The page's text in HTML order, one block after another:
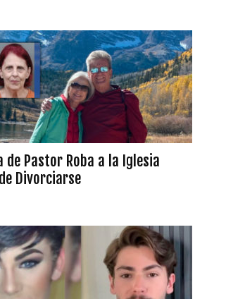
de Pastor Roba a la Iglesia
Divorciarse